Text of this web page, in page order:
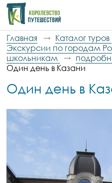
Главная Каталог туров
Экскурсии по городам
школьникам
Один день в Казани
Один день в